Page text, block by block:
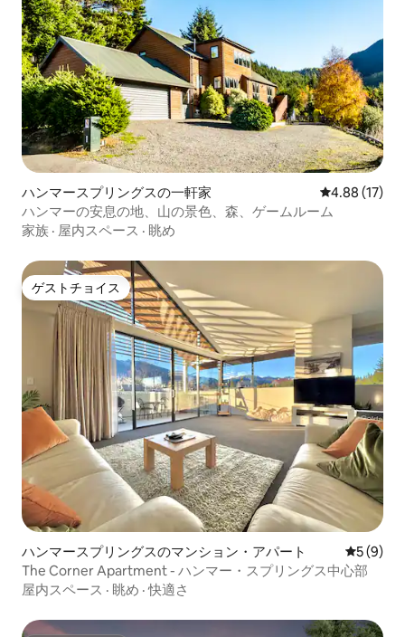
ハンマースプリングスの一軒家 レビュー17
4.88 (17)
ハンマーの安息の地、山の景色、森、ゲームルーム
家族 · 屋内スペース · 眺め
ゲストチョイス
ゲストチョイス
ハンマースプリングスのマンション・アパート レビュー
5 (9)
The Corner Apartment - ハンマー・スプリングス中心部
屋内スペース · 眺め ·快適さ